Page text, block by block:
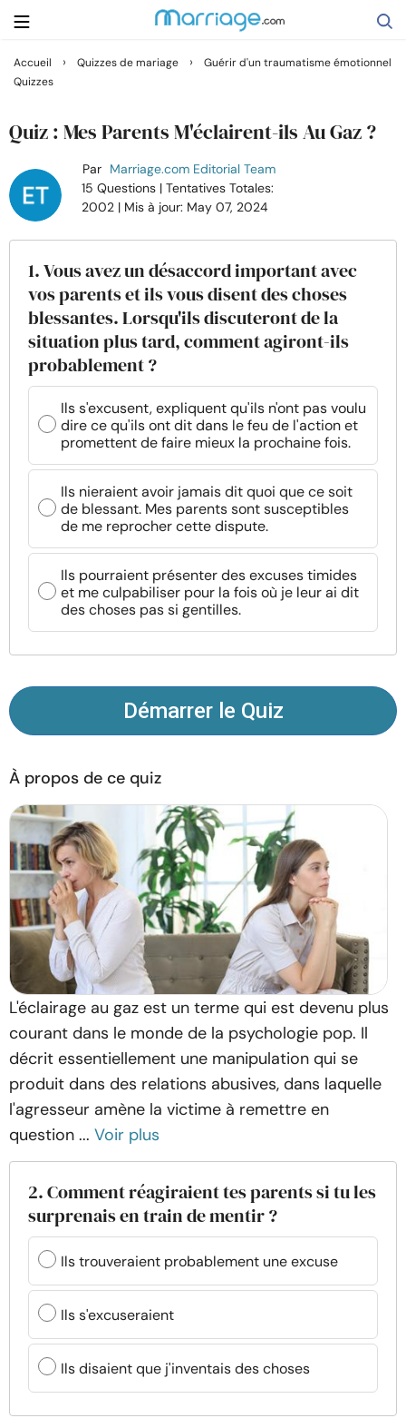
Rechercher
Se marier
Relations
Famille
Aide
Cours
Ressources
Communauté
Trouver un thérapeute
© Copyright 2026. Tous droits réservés.
Accueil › Quizzes de mariage › Guérir d'un traumatisme émotionnel
Quizzes
Quiz : Mes Parents M'éclairent-ils Au Gaz ?
Par Marriage.com Editorial Team
15 Questions | Tentatives Totales:
2002 | Mis à jour: May 07, 2024
1. Vous avez un désaccord important avec
vos parents et ils vous disent des choses
blessantes. Lorsqu'ils discuteront de la
situation plus tard, comment agiront-ils
probablement ?
Ils s'excusent, expliquent qu'ils n'ont pas voulu
dire ce qu'ils ont dit dans le feu de l'action et
promettent de faire mieux la prochaine fois.
Ils nieraient avoir jamais dit quoi que ce soit
de blessant. Mes parents sont susceptibles
de me reprocher cette dispute.
Ils pourraient présenter des excuses timides
et me culpabiliser pour la fois où je leur ai dit
des choses pas si gentilles.
Démarrer le Quiz
À propos de ce quiz
L'éclairage au gaz est un terme qui est devenu plus
courant dans le monde de la psychologie pop. Il
décrit essentiellement une manipulation qui se
produit dans des relations abusives, dans laquelle
l'agresseur amène la victime à remettre en
question ... Voir plus
2. Comment réagiraient tes parents si tu les
surprenais en train de mentir ?
Ils trouveraient probablement une excuse
Ils s'excuseraient
Ils disaient que j'inventais des choses